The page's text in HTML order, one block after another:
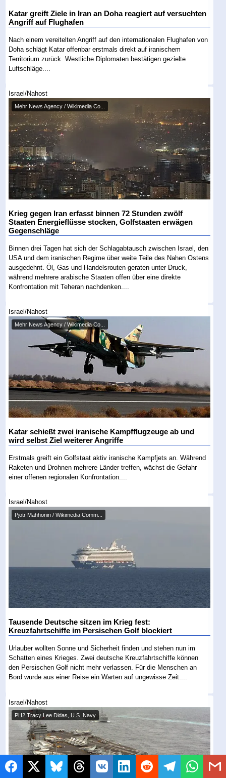
Katar greift Ziele in Iran an Doha reagiert auf versuchten
Angriff auf Flughafen
Nach einem vereitelten Angriff auf den internationalen Flughafen von
Doha schlägt Katar offenbar erstmals direkt auf iranischem
Territorium zurück. Westliche Diplomaten bestätigen gezielte
Luftschläge....
Israel/Nahost
Mehr News Agency / Wikimedia Co...
Krieg gegen Iran erfasst binnen 72 Stunden zwölf
Staaten Energieflüsse stocken, Golfstaaten erwägen
Gegenschläge
Binnen drei Tagen hat sich der Schlagabtausch zwischen Israel, den
USA und dem iranischen Regime über weite Teile des Nahen Ostens
ausgedehnt. Öl, Gas und Handelsrouten geraten unter Druck,
während mehrere arabische Staaten offen über eine direkte
Konfrontation mit Teheran nachdenken....
Israel/Nahost
Mehr News Agency / Wikimedia Co...
Katar schießt zwei iranische Kampfflugzeuge ab und
wird selbst Ziel weiterer Angriffe
Erstmals greift ein Golfstaat aktiv iranische Kampfjets an. Während
Raketen und Drohnen mehrere Länder treffen, wächst die Gefahr
einer offenen regionalen Konfrontation....
Israel/Nahost
Pjotr Mahhonin / Wikimedia Comm...
Tausende Deutsche sitzen im Krieg fest:
Kreuzfahrtschiffe im Persischen Golf blockiert
Urlauber wollten Sonne und Sicherheit finden und stehen nun im
Schatten eines Krieges. Zwei deutsche Kreuzfahrtschiffe können
den Persischen Golf nicht mehr verlassen. Für die Menschen an
Bord wurde aus einer Reise ein Warten auf ungewisse Zeit....
Israel/Nahost
PH2 Tracy Lee Didas, U.S. Navy